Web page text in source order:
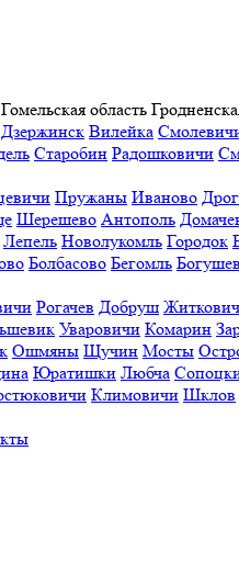
Гомельская область
Дзержинск Вилейка
Старобин Радошковичи
Пружаны Иваново
Шерешево Антополь
Лепель Новолукомль Городок
Болбасово Бегомль
Рогачев Добруш
Уваровичи Комарин
Ошмяны Щучин Мосты
Юратишки Любча
Климовичи Шклов